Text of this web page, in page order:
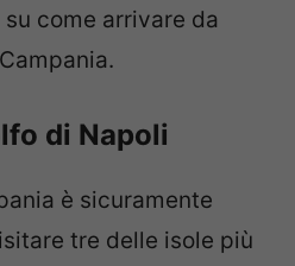
come arrivare da
di Napoli
è sicuramente
tre delle isole più